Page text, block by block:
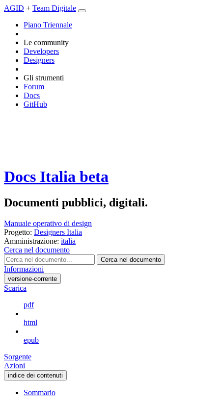
AGID + Team Digitale
Piano Triennale
Le community
Developers
Designers
Gli strumenti
Forum
Docs
GitHub
Docs Italia beta
Documenti pubblici, digitali.
Manuale operativo di design
Progetto: Designers Italia
Amministrazione: italia
Cerca nel documento
Cerca nel documento
Informazioni
versione-corrente
Scarica
pdf
html
epub
Sorgente
Azioni
indice dei contenuti
Sommario